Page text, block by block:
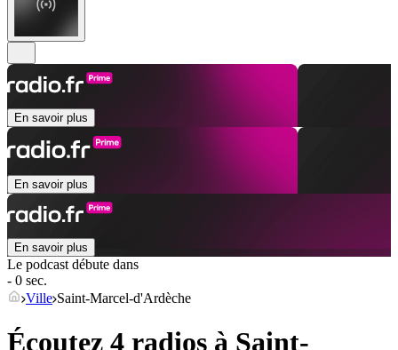
En savoir plus
En savoir plus
En savoir plus
Le podcast débute dans
- 0 sec.
Ville Saint-Marcel-d'Ardèche
Écoutez 4 radios à Saint-